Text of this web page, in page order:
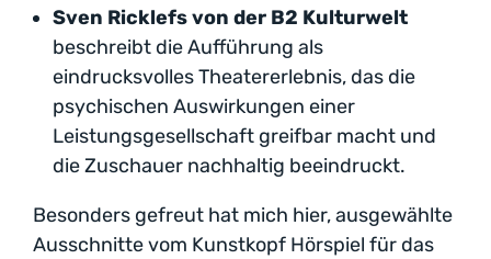
Sven Ricklefs von der B2 Kulturwelt
beschreibt die Aufführung als
eindrucksvolles Theatererlebnis, das die
psychischen Auswirkungen einer
Leistungsgesellschaft greifbar macht und
die Zuschauer nachhaltig beeindruckt.
Besonders gefreut hat mich hier, ausgewählte
Ausschnitte vom Kunstkopf Hörspiel für das